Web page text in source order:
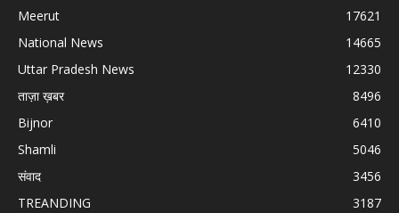
Meerut
17621
National News
14665
Uttar Pradesh News
12330
ताज़ा ख़बर
8496
Bijnor
6410
Shamli
5046
संवाद
3456
TREANDING
3187